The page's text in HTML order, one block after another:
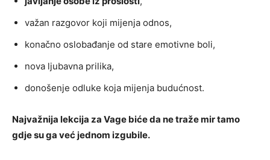
važan razgovor koji mijenja odnos,
konačno oslobađanje od stare emotivne boli,
nova ljubavna prilika,
donošenje odluke koja mijenja budućnost.
Najvažnija lekcija za Vage biće da ne traže mir tamo
gdje su ga već jednom izgubile.